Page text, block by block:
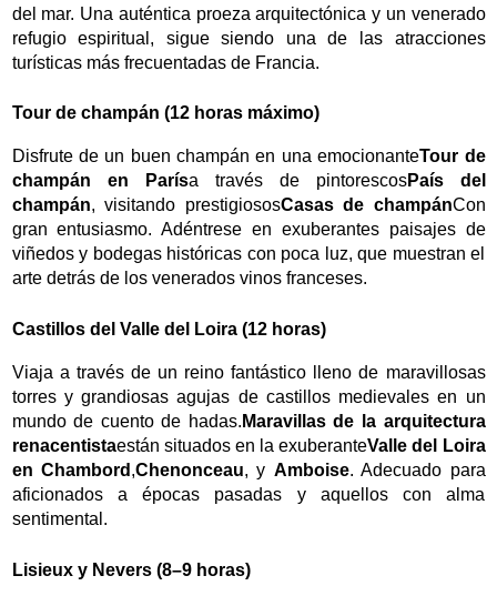
del mar. Una auténtica proeza arquitectónica y un venerado
refugio espiritual, sigue siendo una de las atracciones
turísticas más frecuentadas de Francia.
Tour de champán (12 horas máximo)
Disfrute de un buen champán en una emocionanteTour de
champán en Parísa través de pintorescosPaís del
champán, visitando prestigiososCasas de champánCon
gran entusiasmo. Adéntrese en exuberantes paisajes de
viñedos y bodegas históricas con poca luz, que muestran el
arte detrás de los venerados vinos franceses.
Castillos del Valle del Loira (12 horas)
Viaja a través de un reino fantástico lleno de maravillosas
torres y grandiosas agujas de castillos medievales en un
mundo de cuento de hadas. Maravillas de la arquitectura
renacentistaestán situados en la exuberanteValle del Loira
en Chambord ,Chenonceau, y Amboise. Adecuado para
aficionados a épocas pasadas y aquellos con alma
sentimental.
Lisieux y Nevers (8–9 horas)